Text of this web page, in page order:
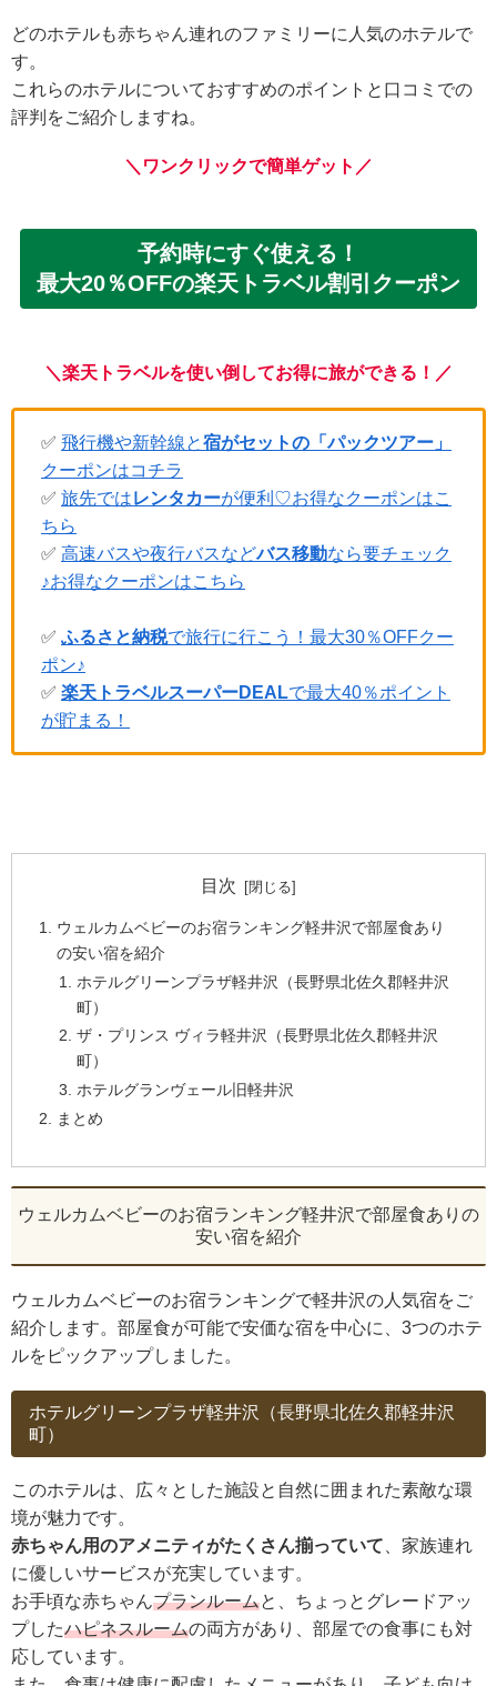
どのホテルも赤ちゃん連れのファミリーに人気のホテルで
す。
これらのホテルについておすすめのポイントと口コミでの
評判をご紹介しますね。
＼ワンクリックで簡単ゲット／
予約時にすぐ使える！
最大20％OFFの楽天トラベル割引クーポン
＼楽天トラベルを使い倒してお得に旅ができる！／
✅ 飛行機や新幹線と宿がセットの「パックツアー」
クーポンはコチラ
✅ 旅先ではレンタカーが便利♡お得なクーポンはこ
ちら
✅ 高速バスや夜行バスなどバス移動なら要チェック
♪お得なクーポンはこちら
✅ ふるさと納税で旅行に行こう！最大30％OFFクー
ポン♪
✅ 楽天トラベルスーパーDEALで最大40％ポイント
が貯まる！
目次
ウェルカムベビーのお宿ランキング軽井沢で部屋食あり
の安い宿を紹介
ホテルグリーンプラザ軽井沢（長野県北佐久郡軽井沢
町）
ザ・プリンス ヴィラ軽井沢（長野県北佐久郡軽井沢
町）
ホテルグランヴェール旧軽井沢
まとめ
ウェルカムベビーのお宿ランキング軽井沢で部屋食ありの
安い宿を紹介
ウェルカムベビーのお宿ランキングで軽井沢の人気宿をご
紹介します。部屋食が可能で安価な宿を中心に、3つのホテ
ルをピックアップしました。
ホテルグリーンプラザ軽井沢（長野県北佐久郡軽井沢
町）
このホテルは、広々とした施設と自然に囲まれた素敵な環
境が魅力です。
赤ちゃん用のアメニティがたくさん揃っていて 、家族連れ
に優しいサービスが充実しています。
お手頃な赤ちゃんプランルームと、ちょっとグレードアッ
プしたハピネスルームの両方があり、部屋での食事にも対
応しています。